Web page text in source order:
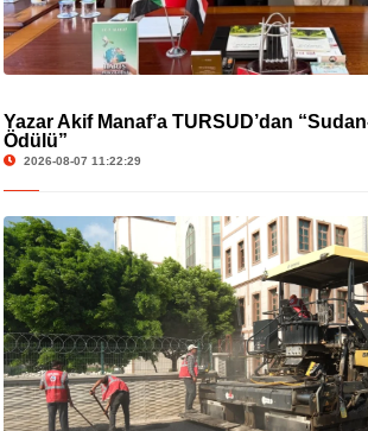
Yazar Akif Manaf’a TURSUD’dan
Ödülü”
2026-08-07 11:22:29